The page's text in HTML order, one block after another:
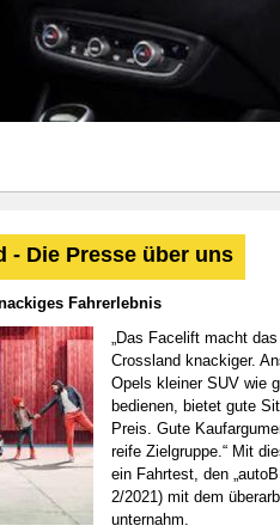
- Die Presse über uns
Fahrerlebnis
„Das Facelift macht
Crossland knackiger.
Opels kleiner SUV wie
bedienen, bietet gute
Preis. Gute
reife Zielgruppe.“ Mit
ein Fahrtest, den
2/2021) mit dem
unternahm.